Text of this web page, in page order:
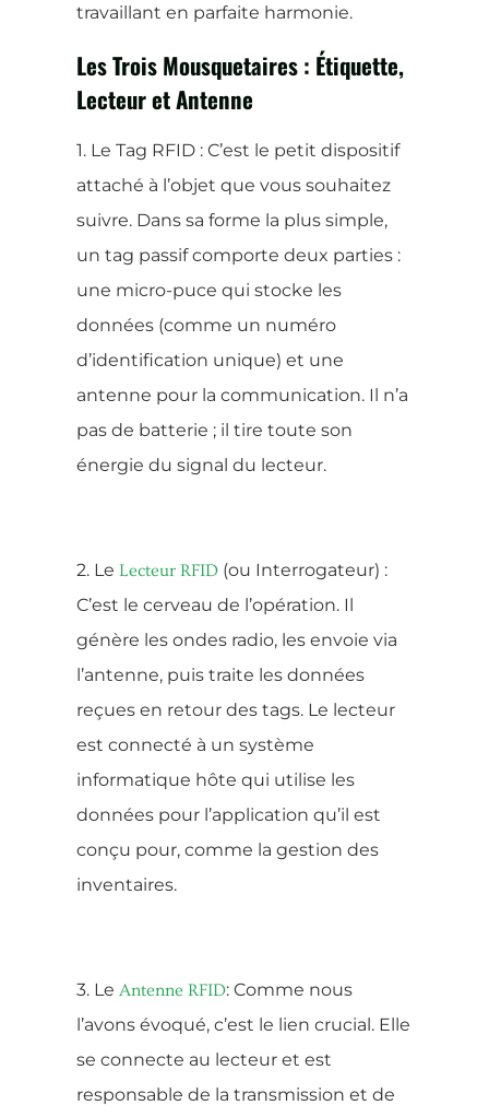
travaillant en parfaite harmonie.
Les Trois Mousquetaires : Étiquette,
Lecteur et Antenne
1. Le Tag RFID : C’est le petit dispositif
attaché à l’objet que vous souhaitez
suivre. Dans sa forme la plus simple,
un tag passif comporte deux parties :
une micro-puce qui stocke les
données (comme un numéro
d’identification unique) et une
antenne pour la communication. Il n’a
pas de batterie ; il tire toute son
énergie du signal du lecteur.
2. Le Lecteur RFID (ou Interrogateur) :
C’est le cerveau de l’opération. Il
génère les ondes radio, les envoie via
l’antenne, puis traite les données
reçues en retour des tags. Le lecteur
est connecté à un système
informatique hôte qui utilise les
données pour l’application qu’il est
conçu pour, comme la gestion des
inventaires.
3. Le Antenne RFID: Comme nous
l’avons évoqué, c’est le lien crucial. Elle
se connecte au lecteur et est
responsable de la transmission et de